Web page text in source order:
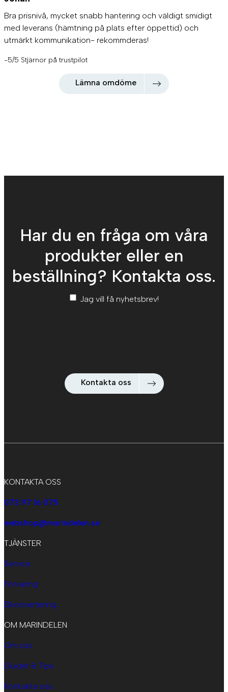
Bra prisnivå, mycket snabb hantering och väldigt smidigt
med leverans (hämtning på plats efter öppettid) och
utmärkt kommunikation- rekommderas!
-5/5 Stjärnor på trustpilot
Lämna omdöme
Har du en fråga om våra
produkter eller en
beställning? Kontakta oss.
Nyhetsbrev*
Jag vill få nyhetsbrev!
Kontakta oss
KONTAKTA OSS
073 97 16 075
webshop@marindelen.se
TJÄNSTER
Service
Förvaring
Elkonvertering
OM MARINDELEN
Om oss
Guider & Tips
Kontakta oss